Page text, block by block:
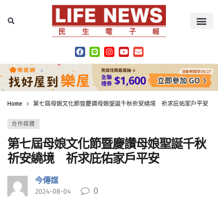
Home 第七屆母娘文化節暨慶讚母娘聖誕千秋祈安繞境 祈求庇佑家戶平安
合作媒體
第七屆母娘文化節暨慶讚母娘聖誕千秋
祈安繞境 祈求庇佑家戶平安
今傳媒
2024-08-04 0